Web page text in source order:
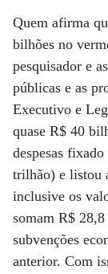
Quem afirma
bilhões no
pesquisador e
públicas e as
Executivo e
quase R$ 40
despesas
trilhão) e listou
inclusive os
somam R$
subvenções
anterior. Com